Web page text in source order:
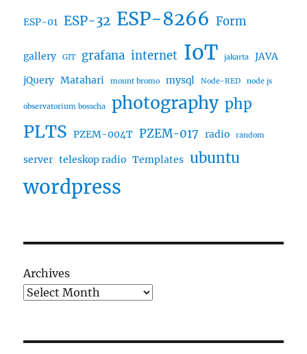
ESP-01 ESP-32 ESP-8266 Form
gallery GIT grafana internet IoT jakarta
JAVA
jQuery Matahari mount bromo mysql Node-RED node js
observatorium bosscha photography php
PLTS PZEM-004T PZEM-017 radio random
server teleskop radio Templates ubuntu
wordpress
Archives